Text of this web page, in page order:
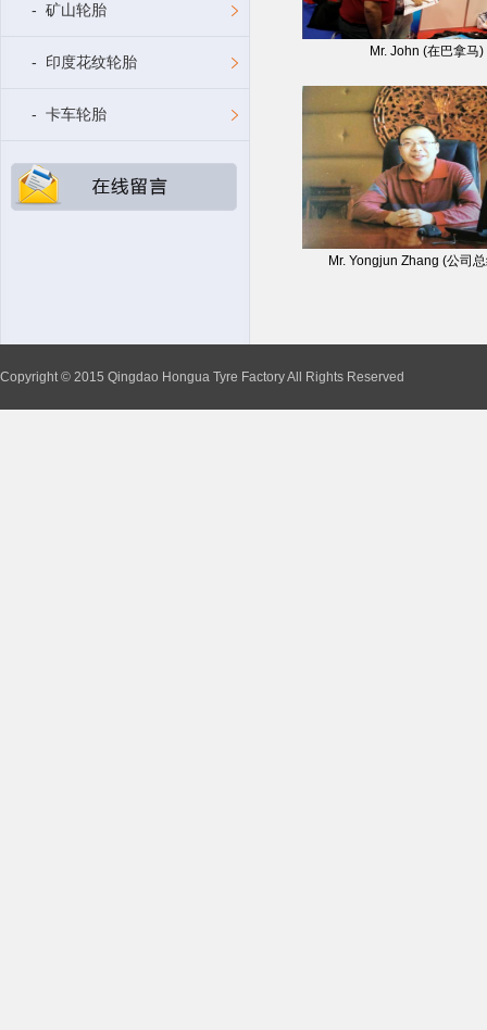
- 矿山轮胎
- 印度花纹轮胎
- 卡车轮胎
Mr. John (在巴拿马)
Mr. Yongjun Zhang (公司
Copyright © 2015 Qingdao Hongua Tyre Factory All Rights Reserved